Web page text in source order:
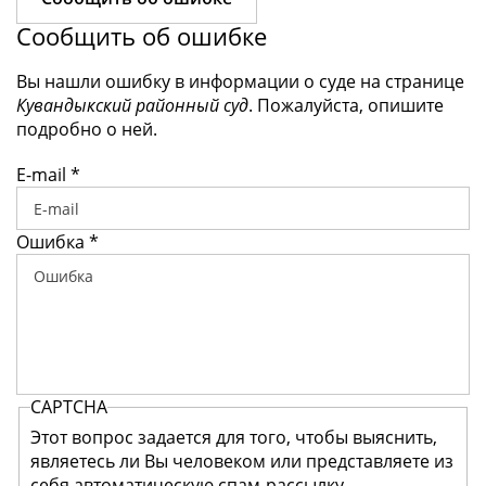
Сообщить об ошибке
Вы нашли ошибку в информации о суде на странице
Кувандыкский районный суд. Пожалуйста, опишите
подробно о ней.
E-mail *
Ошибка *
CAPTCHA
Этот вопрос задается для того, чтобы выяснить,
являетесь ли Вы человеком или представляете из